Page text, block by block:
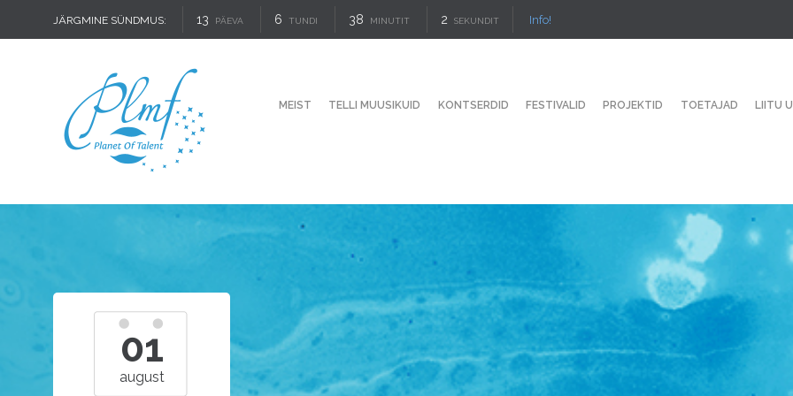
JÄRGMINE SÜNDMUS: 13 PÄEVA 6 TUNDI 38 MINUTIT 1 SECOND Info!
MEIST TELLI MUUSIKUID KONTSERDID FESTIVALID PROJEKTID TOETAJAD LIITU
01
august